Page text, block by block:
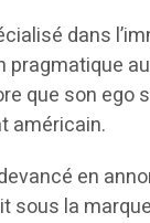
dans
que son ego
américain.
en
sous la